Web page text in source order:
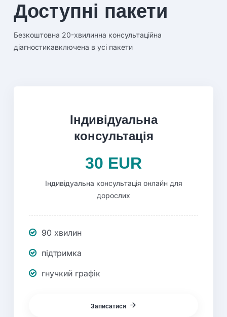
Доступні пакети
Безкоштовна 20-хвилинна консультаційна
діагностикавключена в усі пакети
Індивідуальна
консультація
30 EUR
Індивідуальна консультація онлайн для
дорослих
90 хвилин
підтримка
гнучкий графік
Записатися